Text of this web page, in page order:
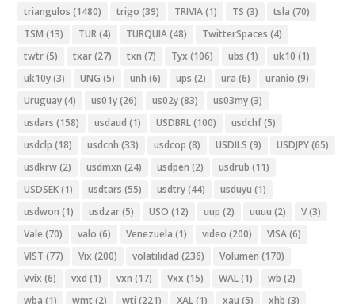
triangulos (1480) trigo (39) TRIVIA(1) TS (3) tsla (70)
TSM (13) TUR(4) TURQUIA(48) TwitterSpaces (4)
twtr(5) txar(27) txn (7) Tyx (106) ubs (1) uk10 (1)
uk10y(3) UNG (5) unh (6) ups (2) ura (6) uranio (9)
Uruguay(4) us01y(26) us02y(83) us03my(3)
usdars (158) usdaud (1) USDBRL(100) usdchf(5)
usdclp (18) usdcnh (33) usdcop (8) USDILS (9) USDJPY(65)
usdkrw(2) usdmxn (24) usdpen (2) usdrub (11)
USDSEK(1) usdtars (55) usdtry(44) usduyu (1)
usdwon (1) usdzar(5) USO (12) uup (2) uuuu (2) V(3)
Vale (70) valo (6) Venezuela (1) video (200) VISA(6)
VIST (77) Vix (200) volatilidad (236) Volumen (170)
Vvix (6) vxd (1) vxn (17) Vxx (15) WAL(1) wb (2)
wba (1) wmt (2) wti (221) XAL(1) xau (5) xhb (3)